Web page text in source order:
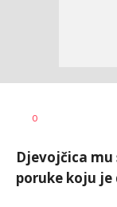
AUTOR
0
Djevojčica
poruke koju je